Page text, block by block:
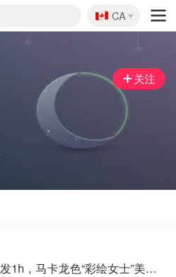
🇨🇦
CA
关注
安省版“旧金山”！多伦多出发1h，马卡龙色“彩绘女士”美疯了📸